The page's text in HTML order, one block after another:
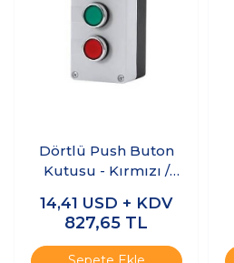
Dörtlü Push Buton
Kutusu - Kırmızı /
14,41 USD + KDV
827,65 TL